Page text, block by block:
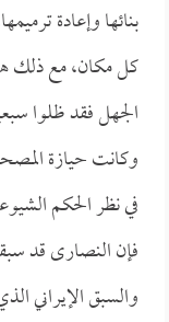
بنائها وإعادة
كل مكان، مع ذلك
الجهل فقد ظلوا
وكانت حيازة
في نظر الحكم
فإن النصارى قد
والسبق الإيراني